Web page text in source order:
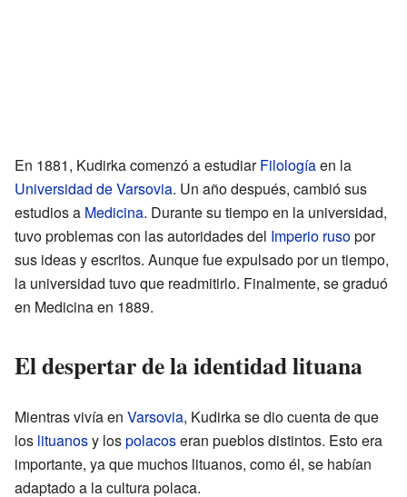
En 1881, Kudirka comenzó a estudiarFilologíaen la
Universidad de Varsovia. Un año después, cambió sus
estudios a Medicina. Durante su tiempo en la universidad,
tuvo problemas con las autoridades del Imperio rusopor
sus ideas y escritos. Aunque fue expulsado por un tiempo,
la universidad tuvo que readmitirlo. Finalmente, se graduó
en Medicina en 1889.
El despertar de la identidad lituana
Mientras vivía en Varsovia, Kudirka se dio cuenta de que
los lituanosy lospolacoseran pueblos distintos. Esto era
importante, ya que muchos lituanos, como él, se habían
adaptado a la cultura polaca.